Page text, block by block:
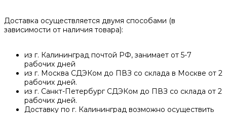
Доставка осуществляется двумя способами (в
зависимости от наличия товара):
из г. Калининград почтой РФ, занимает от 5-7
рабочих дней
из г. Москва СДЭКом до ПВЗ со склада в Москве от 2
рабочих дней.
из г. Санкт-Петербург СДЭКом до ПВЗ со склада от 2
рабочих дней.
Доставку по г. Калининград возможно осуществить